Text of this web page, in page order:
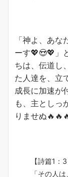
「神よ、あ
ーす💖😍💖」
ちは、伝道し
た人達を、立
成長に加速が
も、主としっ
りませぬ
【詩篇1：3
「その人